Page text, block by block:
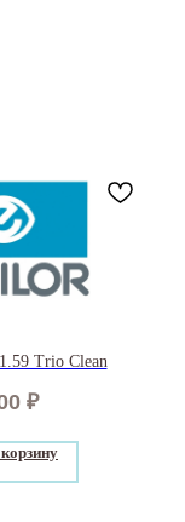
Trio Clean
₽